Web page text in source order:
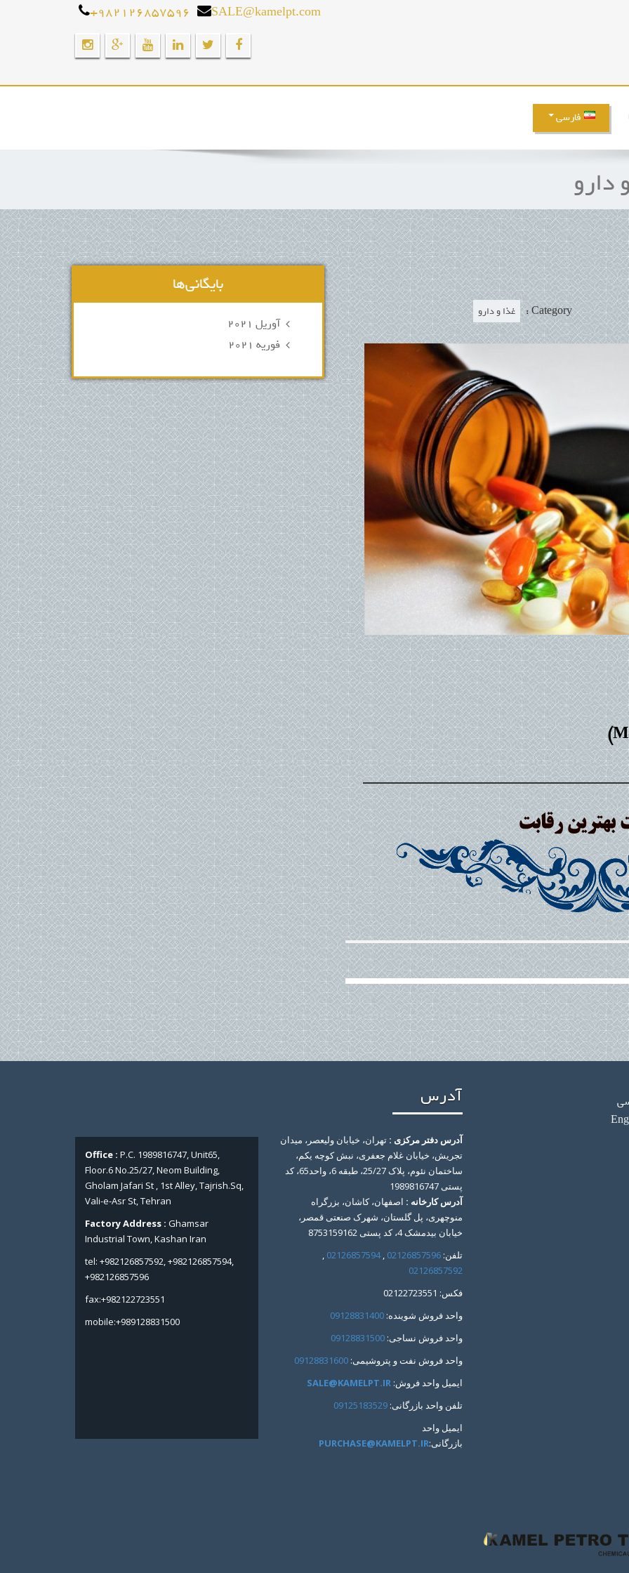
SALE@kamelpt.com
+982126857596
فارسی
دارو
Category : غذا و دارو
بایگانی‌ها
آوریل 2021
فوریه 2021
آدرس
آدرس دفتر مرکزی : تهران، خیابان ولیعصر، میدان
تجریش، خیابان غلام جعفری، نبش کوچه یکم،
ساختمان نئوم، پلاک 25/27، طبقه 6، واحد65، کد
پستی 1989816747
آدرس کارخانه : اصفهان، کاشان، بزرگراه
منوچهری، پل گلستان، شهرک صنعتی قمصر،
خیابان بیدمشک 4، کد پستی 8753159162
تلفن: 02126857596
,
02126857594
,
02126857592
فکس: 02122723551
واحد فروش شوینده: 09128831400
واحد فروش نساجی: 09128831500
واحد فروش نفت و پتروشیمی: 09128831600
ایمیل واحد فروش: SALE@KAMELPT.IR
تلفن واحد بازرگانی: 09125183529
ایمیل واحد
بازرگانی:PURCHASE@KAMELPT.IR
Office : P.C. 1989816747, Unit65,
Floor.6 No.25/27, Neom Building,
Gholam Jafari St , 1st Alley, Tajrish.Sq,
Vali-e-Asr St, Tehran
Factory Address : Ghamsar
Industrial Town, Kashan Iran
tel: +982126857592, +982126857594,
+982126857596
fax:+982122723551
mobile:+989128831500